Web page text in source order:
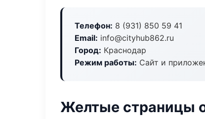
Телефон: 8 (931) 850 59 41
Email: info@cityhub862.ru
Город: Краснодар
Режим работы: Сайт и
Желтые страницы